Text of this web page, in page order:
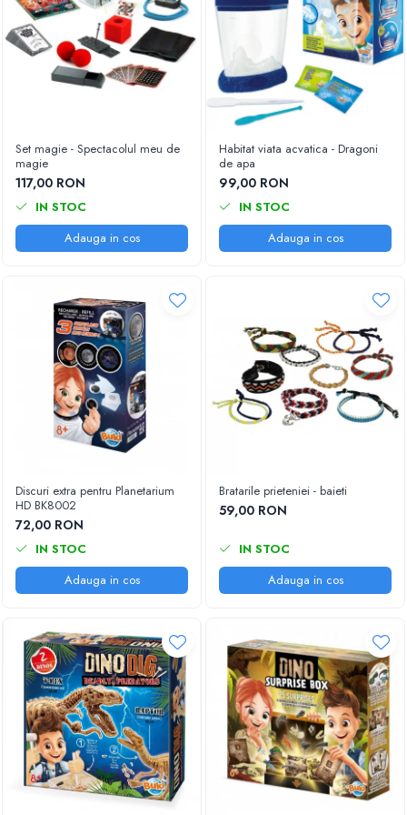
Set magie - Spectacolul meu de
magie
117,00 RON
IN STOC
Adauga in cos
Habitat viata acvatica - Dragoni
de apa
99,00 RON
IN STOC
Adauga in cos
Discuri extra pentru Planetarium
HD BK8002
72,00 RON
IN STOC
Adauga in cos
Bratarile prieteniei - baieti
59,00 RON
IN STOC
Adauga in cos